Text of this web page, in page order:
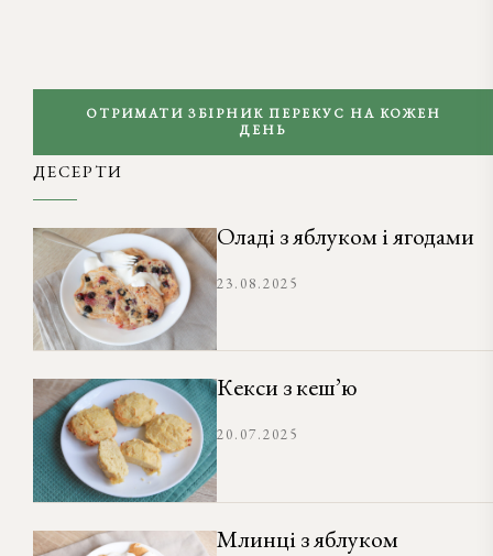
ОТРИМАТИ ЗБІРНИК ПЕРЕКУС НА КОЖЕН
ДЕНЬ
ДЕСЕРТИ
Оладі з яблуком і ягодами
23.08.2025
Кекси з кеш’ю
20.07.2025
Млинці з яблуком